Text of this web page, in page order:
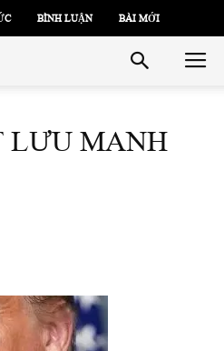
BÌNH LUẬN BÀI MỚI
LƯU MANH